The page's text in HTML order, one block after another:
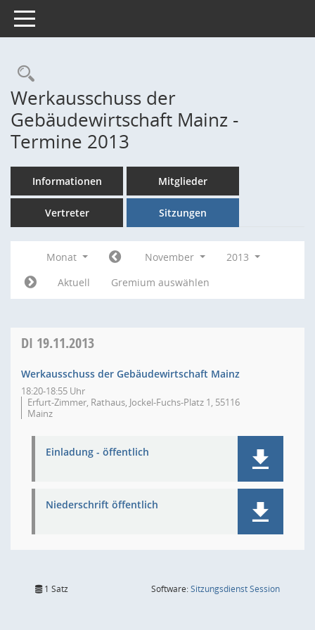
Toggle navigation
Rechercheauswahl
Werkausschuss der
Gebäudewirtschaft Mainz -
Termine 2013
Informationen Mitglieder
Vertreter Sitzungen
Monat November
2013
Aktuell
Gremium auswählen
DI 19.11.2013
Werkausschuss der Gebäudewirtschaft Mainz
18:20-18:55 Uhr
Erfurt-Zimmer, Rathaus, Jockel-Fuchs-Platz 1, 55116
Mainz
Einladung - öffentlich
Niederschrift öffentlich
1 Satz Software:SitzungsdienstSession(Wird in